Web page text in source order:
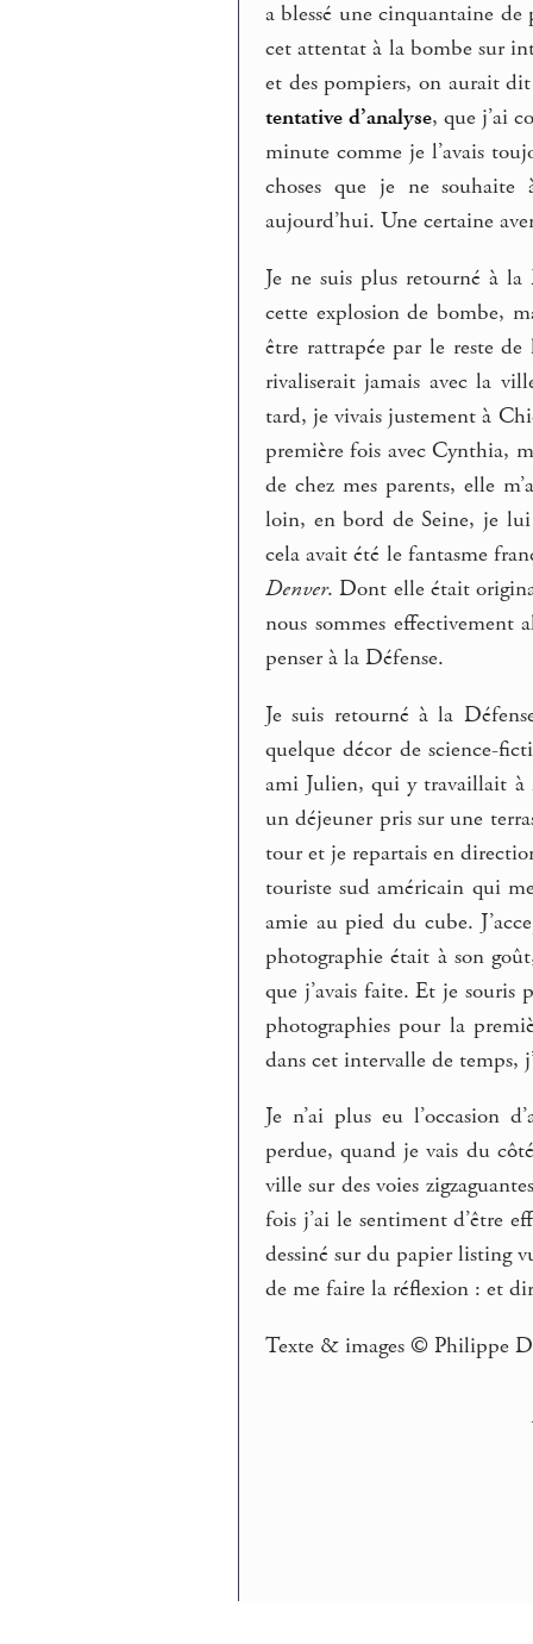
a blessé une cinquantaine de
cet attentat à la bombe sur
et des pompiers, on aurait
tentative d’analyse, que j’ai
minute comme je l’avais
choses que je ne
aujourd’hui. Une certaine
Je ne suis plus retourné à
cette explosion de bombe,
être rattrapée par le reste
rivaliserait jamais avec la
tard, je vivais justement à
première fois avec Cynthia,
de chez mes parents, elle
loin, en bord de Seine, je lui
cela avait été le fantasme
Denver. Dont elle était
nous sommes effectivement
penser à la Défense.
Je suis retourné à la
quelque décor de science-
ami Julien, qui y travaillait à
un déjeuner pris sur une
tour et je repartais en
touriste sud américain qui
amie au pied du cube.
photographie était à son
que j’avais faite. Et je souris
photographies pour la
dans cet intervalle de temps,
Je n’ai plus eu l’occasion
perdue, quand je vais du
ville sur des voies
fois j’ai le sentiment d’être
dessiné sur du papier listing
de me faire la réflexion : et
Texte & images © Philippe